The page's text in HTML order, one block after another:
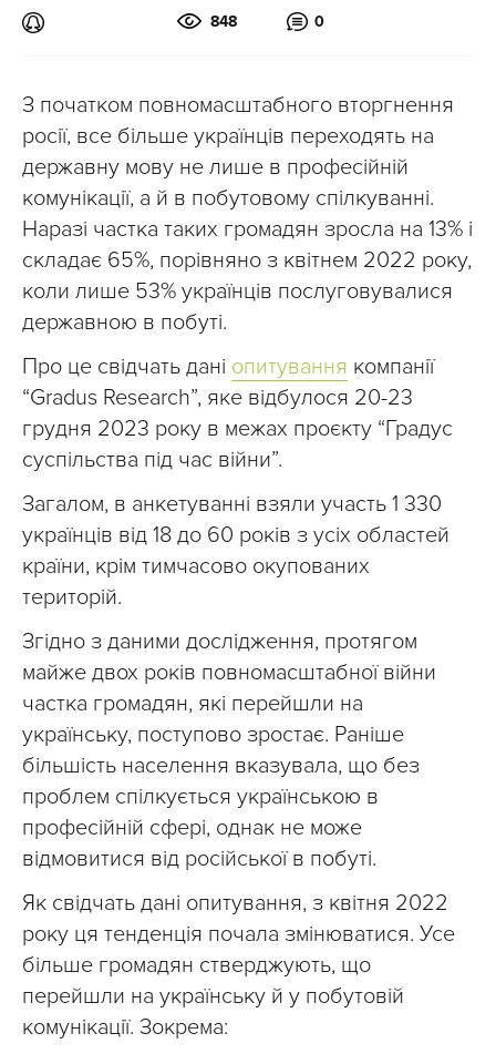
848 0
З початком повномасштабного вторгнення
росії, все більше українців переходять на
державну мову не лише в професійній
комунікації, а й в побутовому спілкуванні.
Наразі частка таких громадян зросла на 13% і
складає 65%, порівняно з квітнем 2022 року,
коли лише 53% українців послуговувалися
державною в побуті.
Про це свідчать дані опитування компанії
“Gradus Research”, яке відбулося 20-23
грудня 2023 року в межах проєкту “Градус
суспільства під час війни”.
Загалом, в анкетуванні взяли участь 1 330
українців від 18 до 60 років з усіх областей
країни, крім тимчасово окупованих
територій.
Згідно з даними дослідження, протягом
майже двох років повномасштабної війни
частка громадян, які перейшли на
українську, поступово зростає. Раніше
більшість населення вказувала, що без
проблем спілкується українською в
професійній сфері, однак не може
відмовитися від російської в побуті.
Як свідчать дані опитування, з квітня 2022
року ця тенденція почала змінюватися. Усе
більше громадян стверджують, що
перейшли на українську й у побутовій
комунікації. Зокрема: